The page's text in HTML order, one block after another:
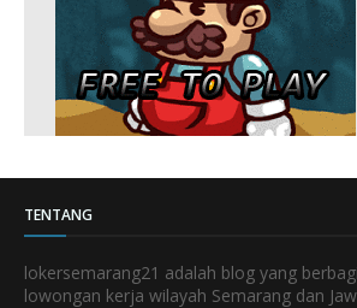
TENTANG
lokersemarang21 adalah blog yang
lowongan kerja wilayah Semarang dan